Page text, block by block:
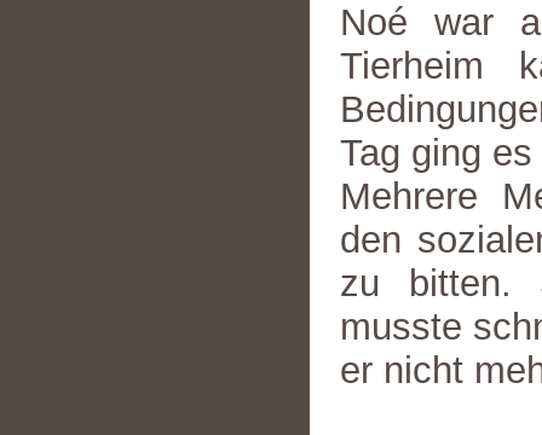
Noé war
Tierheim
Tag ging
Mehrere
den
zu bitten.
musste
er nicht